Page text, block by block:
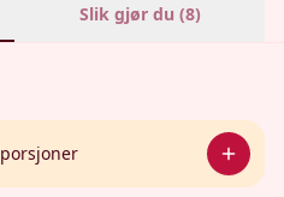
Slik gjør du (8)
porsjoner